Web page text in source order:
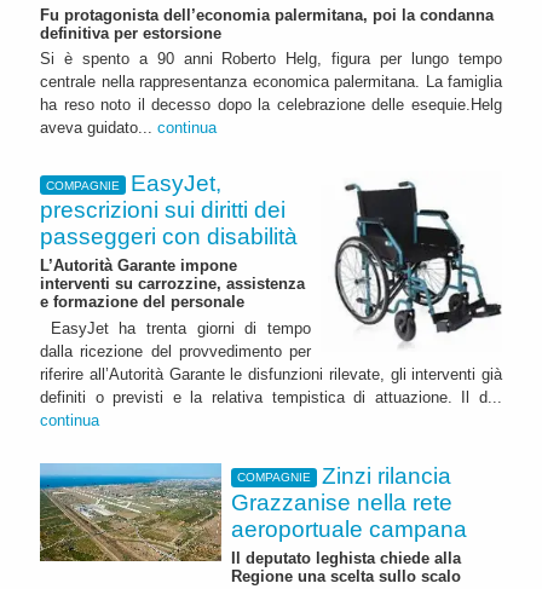
Fu protagonista dell’economia palermitana, poi la condanna
definitiva per estorsione
Si è spento a 90 anni Roberto Helg, figura per lungo tempo
centrale nella rappresentanza economica palermitana. La famiglia
ha reso noto il decesso dopo la celebrazione delle esequie.Helg
aveva guidato... continua
COMPAGNIE
EasyJet,
prescrizioni sui diritti dei
passeggeri con disabilità
L’Autorità Garante impone
interventi su carrozzine, assistenza
e formazione del personale
EasyJet ha trenta giorni di tempo
dalla ricezione del provvedimento per
riferire all’Autorità Garante le disfunzioni rilevate, gli interventi già
definiti o previsti e la relativa tempistica di attuazione. Il d...
continua
COMPAGNIE
Zinzi rilancia
Grazzanise nella rete
aeroportuale campana
Il deputato leghista chiede alla
Regione una scelta sullo scalo